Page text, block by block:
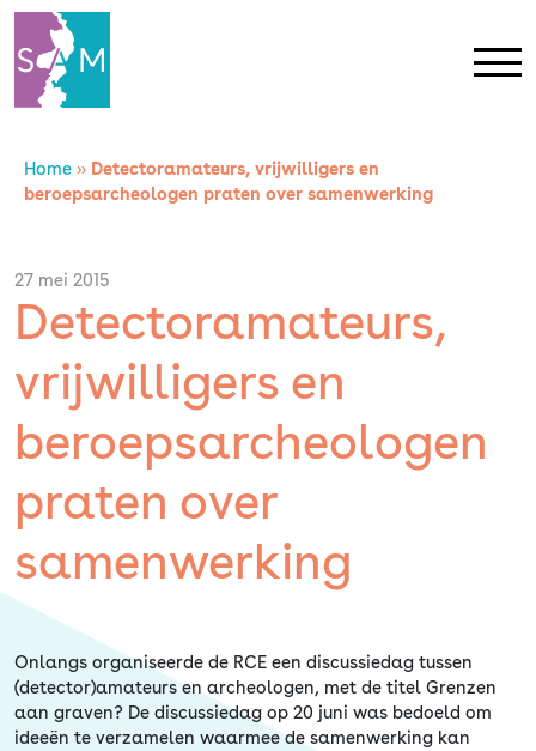
Home
Contact
SAM Limburg
Actueel
Overheid
Erfgoed
Home » Detectoramateurs, vrijwilligers en
beroepsarcheologen praten over samenwerking
27 mei 2015
Detectoramateurs,
vrijwilligers en
beroepsarcheologen
praten over
samenwerking
Onlangs organiseerde de RCE een discussiedag tussen
(detector)amateurs en archeologen, met de titel Grenzen
aan graven? De discussiedag op 20 juni was bedoeld om
ideeën te verzamelen waarmee de samenwerking kan